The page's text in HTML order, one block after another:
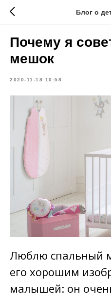
Блог о
Почему я
мешок
2020-11-18 10:58
Люблю спальный
его хорошим
малышей: он